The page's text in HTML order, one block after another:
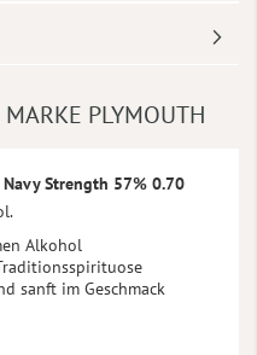
PLYMOUTH
Strength 57% 0.70
Alkohol
sanft im Geschmack